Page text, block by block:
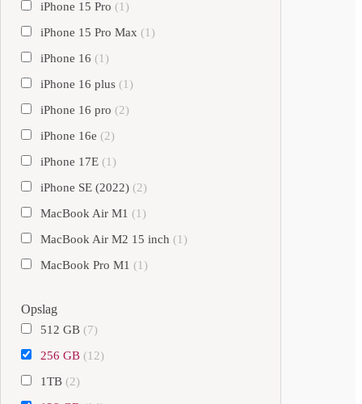
iPhone 15 Pro (1)
iPhone 15 Pro Max (1)
iPhone 16 (1)
iPhone 16 plus (1)
iPhone 16 pro (2)
iPhone 16e (2)
iPhone 17E (1)
iPhone SE (2022) (2)
MacBook Air M1 (1)
MacBook Air M2 15 inch (1)
MacBook Pro M1 (1)
Opslag
512 GB (7)
256 GB (12)
1TB (2)